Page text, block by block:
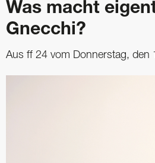
Was macht
Gnecchi?
Aus ff 24 vom Donnerstag, den